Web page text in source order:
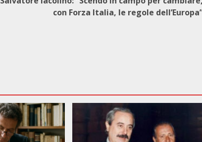
con Forza Italia, le regole